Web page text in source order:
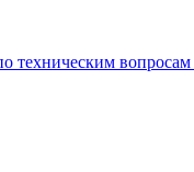
техническим вопросам